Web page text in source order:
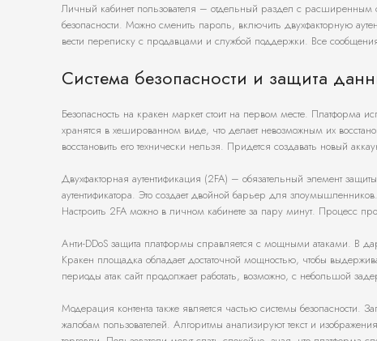
Личный кабинет пользователя – отдельный раздел с расширенным
безопасности. Можно сменить пароль, включить двухфакторную
вести переписку с продавцами и службой поддержки. Все
Система безопасности и защита
Безопасность на кракен маркет стоит на первом месте.
хранятся в хешированном виде, что делает невозможным их
восстановить его технически нельзя. Придется создавать новый
Двухфакторная аутентификация (2FA) – обязательный элемент
аутентификатора. Это создает двойной барьер для
Настроить 2FA можно в личном кабинете за пару минут. Процесс
Анти-DDoS защита платформы справляется с мощными атаками. В
Кракен площадка обладает достаточной мощностью, чтобы
периоды атак сайт продолжает работать, возможно, с небольшой
Модерация контента также является частью системы
жалобам пользователей. Алгоритмы анализируют текст и